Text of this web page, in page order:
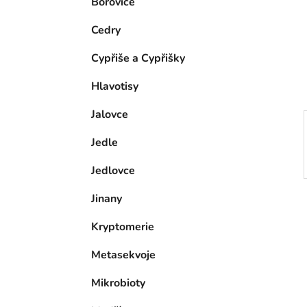
Cedry
Cypřiše a Cypřišky
Hlavotisy
Jalovce
Jedle
Jedlovce
Jinany
Kryptomerie
Metasekvoje
Mikrobioty